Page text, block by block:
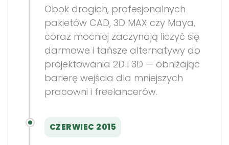
Obok drogich, profesjonalnych
pakietów CAD, 3D MAX czy Maya,
coraz mocniej zaczynają liczyć się
darmowe i tańsze alternatywy do
projektowania 2D i 3D — obniżając
barierę wejścia dla mniejszych
pracowni i freelancerów.
CZERWIEC 2015